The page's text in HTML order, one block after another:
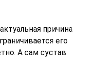
причина
его
А сам сустав